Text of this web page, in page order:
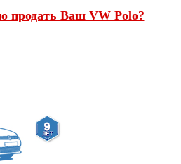
продать Ваш VW Polo?